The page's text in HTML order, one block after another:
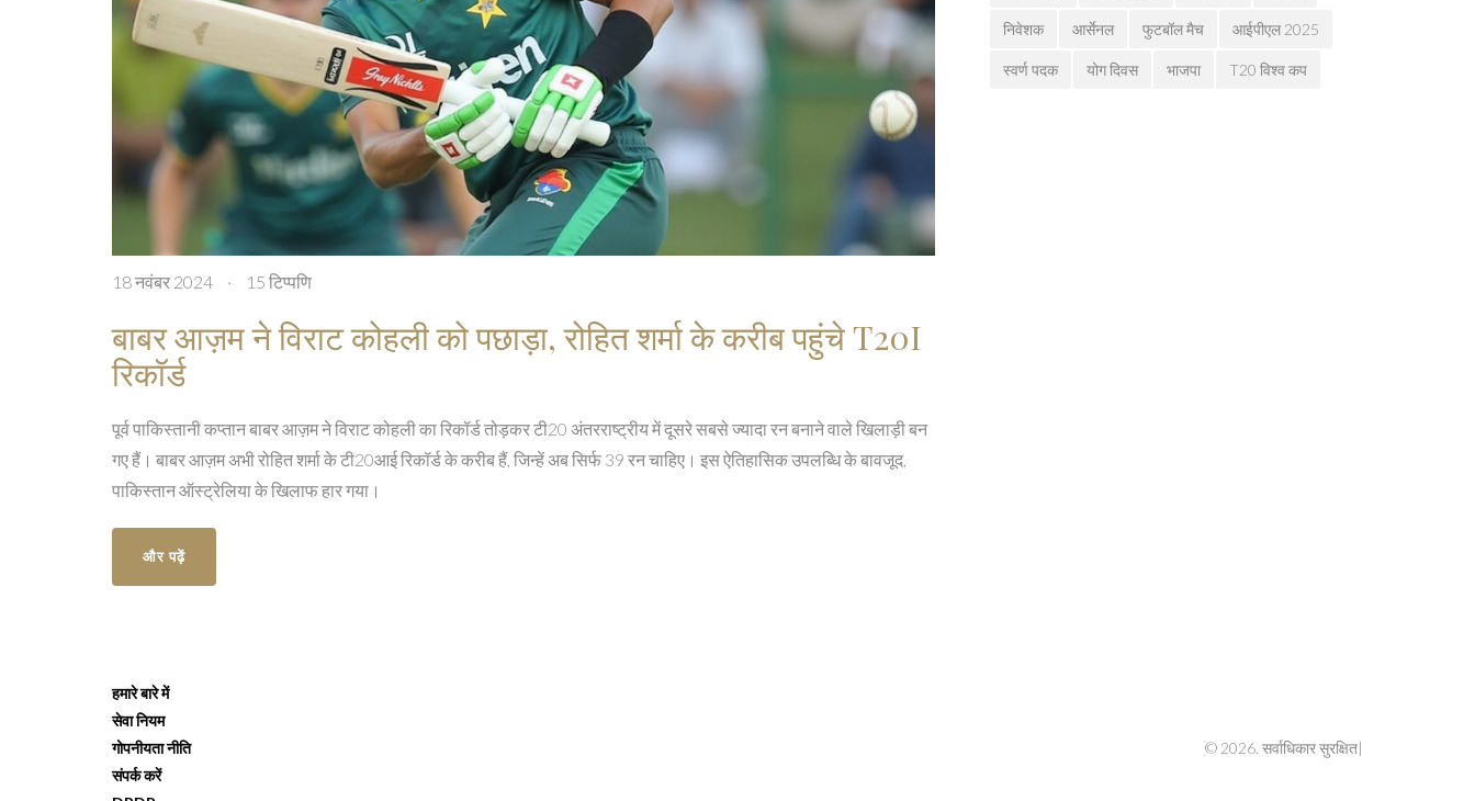
18 नवंबर 2024 · 15 टिप्पणि
बाबर आज़म ने विराट कोहली को पछाड़ा, रोहित शर्मा के करीब पहुंचे T20I
रिकॉर्ड
पूर्व पाकिस्तानी कप्तान बाबर आज़म ने विराट कोहली का रिकॉर्ड तोड़कर टी20 अंतरराष्ट्रीय में दूसरे सबसे ज्यादा रन बनाने वाले खिलाड़ी बन
गए हैं। बाबर आज़म अभी रोहित शर्मा के टी20आई रिकॉर्ड के करीब हैं, जिन्हें अब सिर्फ 39 रन चाहिए। इस ऐतिहासिक उपलब्धि के बावजूद,
पाकिस्तान ऑस्ट्रेलिया के खिलाफ हार गया।
और पढ़ें
निवेशक आर्सेनल फुटबॉल मैच आईपीएल 2025
स्वर्ण पदक योग दिवस भाजपा T20 विश्व कप
हमारे बारे में
सेवा नियम
गोपनीयता नीति
संपर्क करें
© 2026. सर्वाधिकार सुरक्षित|